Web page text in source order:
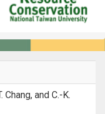
Chang, and C.-K.